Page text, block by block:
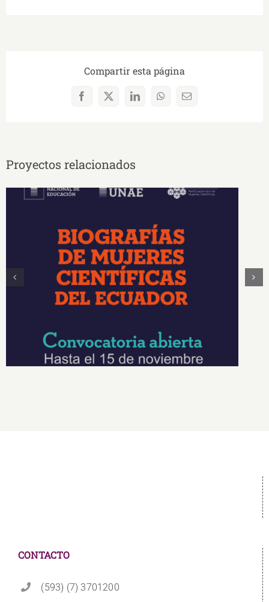
Compartir esta página
Facebook
X LinkedInWhatsAppCorreo
Proyectos relacionados
Convocatoria Biografías de Mujeres
Científicas del Ecuador
CONTACTO
(593) (7) 3701200